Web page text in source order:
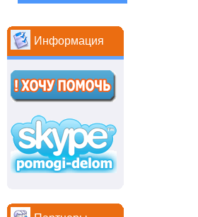
Информация